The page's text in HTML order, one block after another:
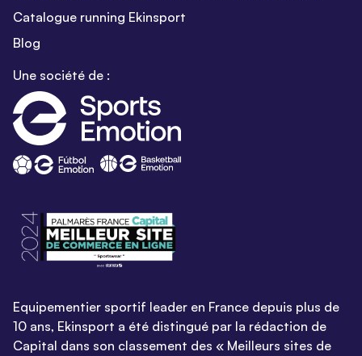
Catalogue running Ekinsport
Blog
Une société de :
Equipementier sportif leader en France depuis plus de
10 ans, Ekinsport a été distingué par la rédaction de
Capital dans son classement des « Meilleurs sites de